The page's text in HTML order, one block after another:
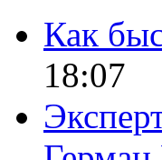
Как
18:07